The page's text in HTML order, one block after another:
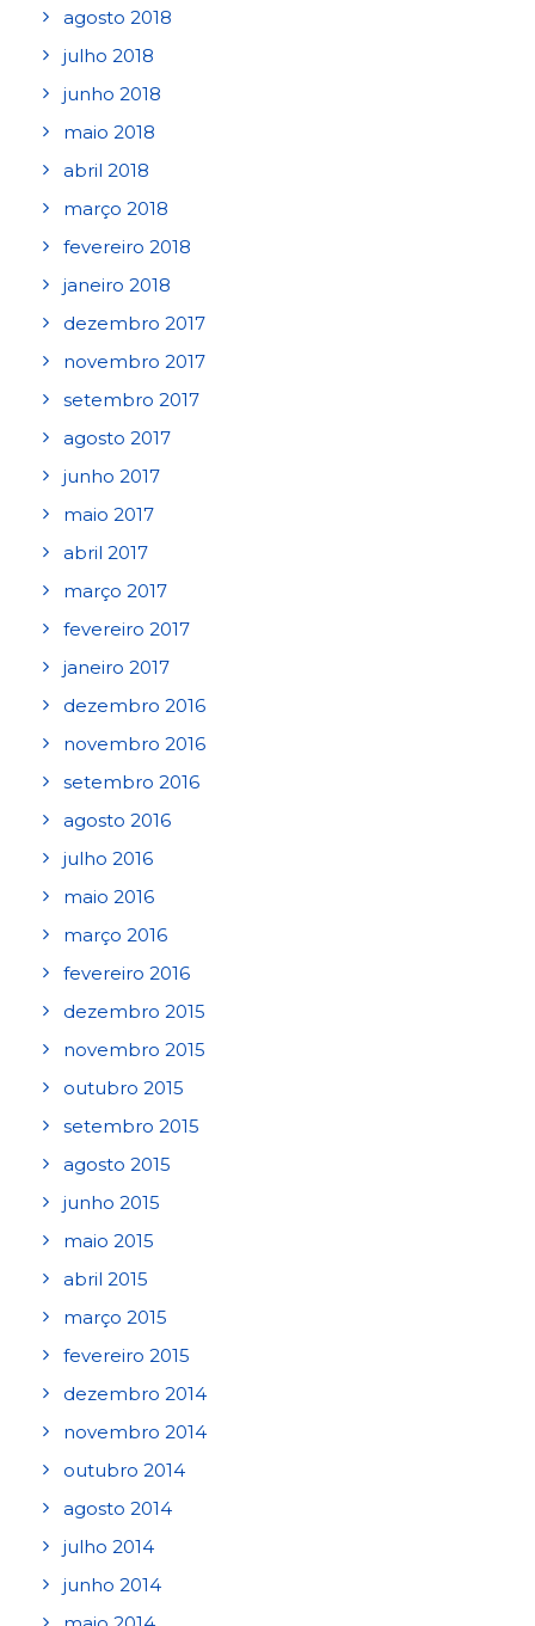
agosto 2018
julho 2018
junho 2018
maio 2018
abril 2018
março 2018
fevereiro 2018
janeiro 2018
dezembro 2017
novembro 2017
setembro 2017
agosto 2017
junho 2017
maio 2017
abril 2017
março 2017
fevereiro 2017
janeiro 2017
dezembro 2016
novembro 2016
setembro 2016
agosto 2016
julho 2016
maio 2016
março 2016
fevereiro 2016
dezembro 2015
novembro 2015
outubro 2015
setembro 2015
agosto 2015
junho 2015
maio 2015
abril 2015
março 2015
fevereiro 2015
dezembro 2014
novembro 2014
outubro 2014
agosto 2014
julho 2014
junho 2014